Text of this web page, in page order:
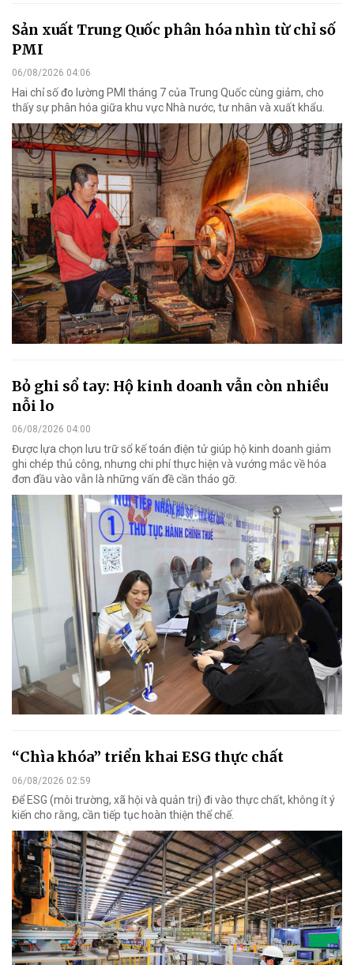
Sản xuất Trung Quốc phân hóa nhìn từ chỉ số
PMI
06/08/2026 04:06
Hai chỉ số đo lường PMI tháng 7 của Trung Quốc cùng giảm, cho
thấy sự phân hóa giữa khu vực Nhà nước, tư nhân và xuất khẩu.
Bỏ ghi sổ tay: Hộ kinh doanh vẫn còn nhiều
nỗi lo
06/08/2026 04:00
Được lựa chọn lưu trữ sổ kế toán điện tử giúp hộ kinh doanh giảm
ghi chép thủ công, nhưng chi phí thực hiện và vướng mắc về hóa
đơn đầu vào vẫn là những vấn đề cần tháo gỡ.
“Chìa khóa” triển khai ESG thực chất
06/08/2026 02:59
Để ESG (môi trường, xã hội và quản trị) đi vào thực chất, không ít ý
kiến cho rằng, cần tiếp tục hoàn thiện thể chế.